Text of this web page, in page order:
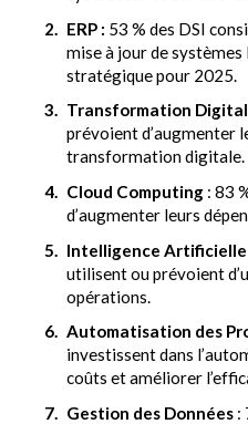
ERP : 53 % des DSI
mise à jour de
stratégique pour 2025.
Transformation
prévoient d’augmenter
transformation digitale.
Cloud Computing : 83
d’augmenter leurs
Intelligence Artificielle
utilisent ou prévoient
opérations.
Automatisation des
investissent dans
coûts et améliorer
Gestion des Données :